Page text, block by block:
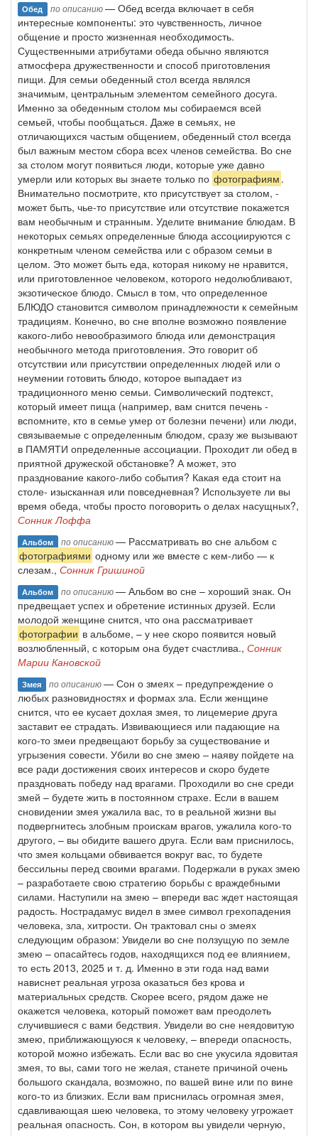
Обед по описанию— Обед всегда включает в себя
интересные компоненты: это чувственность, личное
общение и просто жизненная необходимость.
Существенными атрибутами обеда обычно являются
атмосфера дружественности и способ приготовления
пищи. Для семьи обеденный стол всегда являлся
значимым, центральным элементом семейного досуга.
Именно за обеденным столом мы собираемся всей
семьей, чтобы пообщаться. Даже в семьях, не
отличающихся частым общением, обеденный стол всегда
был важным местом сбора всех членов семейства. Во сне
за столом могут появиться люди, которые уже давно
умерли или которых вы знаете только по фотографиям .
Внимательно посмотрите, кто присутствует за столом, -
может быть, чье-то присутствие или отсутствие покажется
вам необычным и странным. Уделите внимание блюдам. В
некоторых семьях определенные блюда ассоциируются с
конкретным членом семейства или с образом семьи в
целом. Это может быть еда, которая никому не нравится,
или приготовленное человеком, которого недолюбливают,
экзотическое блюдо. Смысл в том, что определенное
БЛЮДО становится символом принадлежности к семейным
традициям. Конечно, во сне вполне возможно появление
какого-либо невообразимого блюда или демонстрация
необычного метода приготовления. Это говорит об
отсутствии или присутствии определенных людей или о
неумении готовить блюдо, которое выпадает из
традиционного меню семьи. Символический подтекст,
который имеет пища (например, вам снится печень -
вспомните, кто в семье умер от болезни печени) или люди,
связываемые с определенным блюдом, сразу же вызывают
в ПАМЯТИ определенные ассоциации. Проходит ли обед в
приятной дружеской обстановке? А может, это
празднование какого-либо события? Какая еда стоит на
столе- изысканная или повседневная? Используете ли вы
время обеда, чтобы просто поговорить о делах насущных?,
Сонник Лоффа
Альбом по описанию— Рассматривать во сне альбом с
фотографиями одному или же вместе с кем-либо — к
слезам., Сонник Гришиной
Альбом по описанию— Альбом во сне – хороший знак. Он
предвещает успех и обретение истинных друзей. Если
молодой женщине снится, что она рассматривает
фотографии в альбоме, – у нее скоро появится новый
возлюбленный, с которым она будет счастлива., Сонник
Марии Кановской
Змея по описанию— Сон о змеях – предупреждение о
любых разновидностях и формах зла. Если женщине
снится, что ее кусает дохлая змея, то лицемерие друга
заставит ее страдать. Извивающиеся или падающие на
кого-то змеи предвещают борьбу за существование и
угрызения совести. Убили во сне змею – наяву пойдете на
все ради достижения своих интересов и скоро будете
праздновать победу над врагами. Проходили во сне среди
змей – будете жить в постоянном страхе. Если в вашем
сновидении змея ужалила вас, то в реальной жизни вы
подвергнитесь злобным проискам врагов, ужалила кого-то
другого, – вы обидите вашего друга. Если вам приснилось,
что змея кольцами обвивается вокруг вас, то будете
бессильны перед своими врагами. Подержали в руках змею
– разработаете свою стратегию борьбы с враждебными
силами. Наступили на змею – впереди вас ждет настоящая
радость. Нострадамус видел в змее символ грехопадения
человека, зла, хитрости. Он трактовал сны о змеях
следующим образом: Увидели во сне ползущую по земле
змею – опасайтесь годов, находящихся под ее влиянием,
то есть 2013, 2025 и т. д. Именно в эти года над вами
нависнет реальная угроза оказаться без крова и
материальных средств. Скорее всего, рядом даже не
окажется человека, который поможет вам преодолеть
случившиеся с вами бедствия. Увидели во сне неядовитую
змею, приближающуюся к человеку, – впереди опасность,
которой можно избежать. Если вас во сне укусила ядовитая
змея, то вы, сами того не желая, станете причиной очень
большого скандала, возможно, по вашей вине или по вине
кого-то из близких. Если вам приснилась огромная змея,
сдавливающая шею человека, то этому человеку угрожает
реальная опасность. Сон, в котором вы увидели черную,